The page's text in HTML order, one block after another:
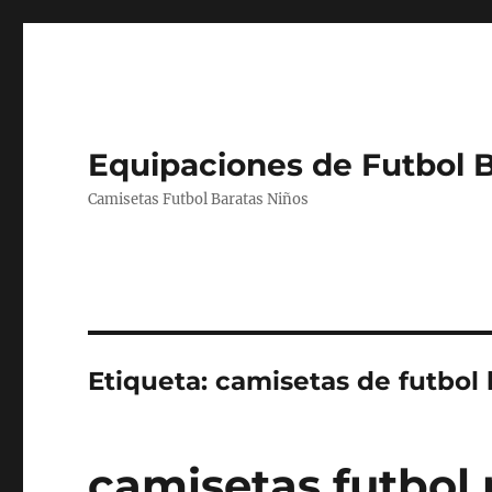
Equipaciones de Futbol
Camisetas Futbol Baratas Niños
Etiqueta:camisetas de futbol